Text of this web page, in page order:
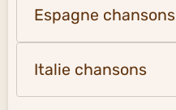
Espagne chansons
Italie chansons